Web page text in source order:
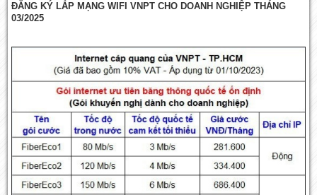
ĐĂNG KÝ LẮP MẠNG WIFI VNPT CHO DOANH NGHIỆP THÁNG
03/2025